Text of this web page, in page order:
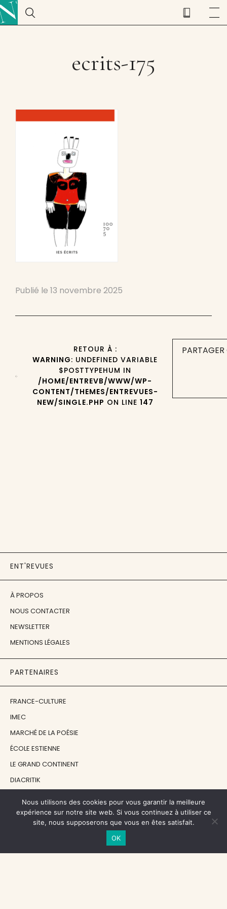
ecrits-175
Publié le 13 novembre 2025
RETOUR À :
WARNING: UNDEFINED VARIABLE
$POSTTYPEHUM IN
/HOME/ENTREVB/WWW/WP-
CONTENT/THEMES/ENTREVUES-
NEW/SINGLE.PHP ON LINE 147
ENT'REVUES
À PROPOS
NOUS CONTACTER
NEWSLETTER
MENTIONS LÉGALES
PARTENAIRES
FRANCE-CULTURE
IMEC
MARCHÉ DE LA POÉSIE
ÉCOLE ESTIENNE
LE GRAND CONTINENT
DIACRITIK
NOS SOUTIENS
CENTRE NATIONAL DU LIVRE
Nous utilisons des cookies pour vous garantir la meilleure
expérience sur notre site web. Si vous continuez à utiliser ce
site, nous supposerons que vous en êtes satisfait.
OK